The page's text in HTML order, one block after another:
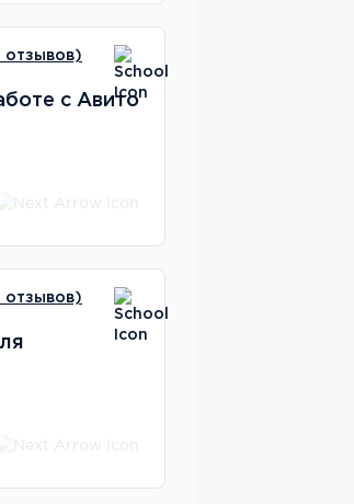
отзывов)
с Авито
отзывов)